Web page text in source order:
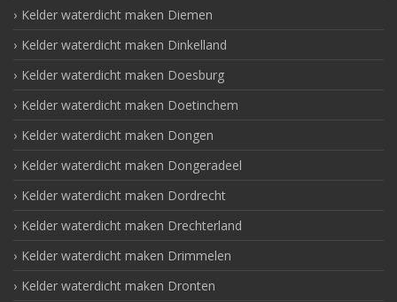
Kelder waterdicht maken Diemen
Kelder waterdicht maken Dinkelland
Kelder waterdicht maken Doesburg
Kelder waterdicht maken Doetinchem
Kelder waterdicht maken Dongen
Kelder waterdicht maken Dongeradeel
Kelder waterdicht maken Dordrecht
Kelder waterdicht maken Drechterland
Kelder waterdicht maken Drimmelen
Kelder waterdicht maken Dronten